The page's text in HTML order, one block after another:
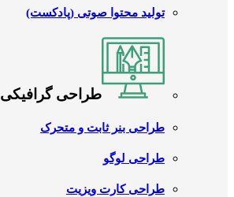
تولید محتوا صوتی (پادکست)
طراحی گرافیکی
طراحی بنر ثابت و متحرک
طراحی لوگو
طراحی کارت ویزیت